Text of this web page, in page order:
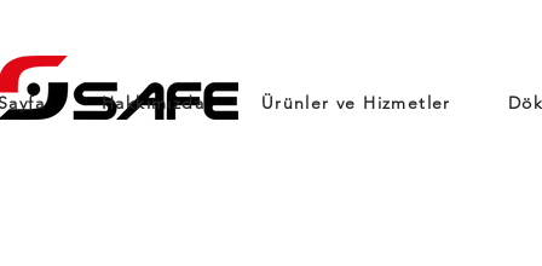
Hakkımızda Ürünler ve Hizmetler